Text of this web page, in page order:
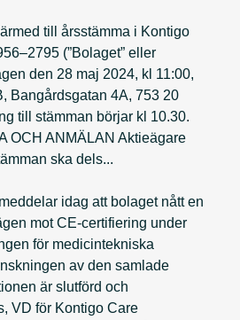
till årsstämma i Kontigo
(”Bolaget” eller
den 28 maj 2024, kl 11:00,
Bangårdsgatan 4A, 753 20
till stämman börjar kl 10.30.
OCH ANMÄLAN Aktieägare
ska dels...
idag att bolaget nått en
mot CE-certifiering under
för medicintekniska
av den samlade
är slutförd och
VD för Kontigo Care